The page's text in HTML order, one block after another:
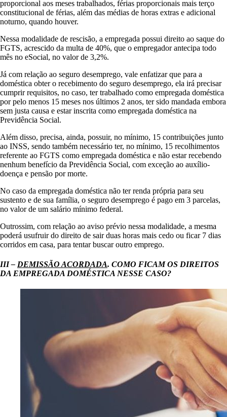
proporcional aos meses trabalhados, férias proporcionais mais terço
constitucional de férias, além das médias de horas extras e adicional
noturno, quando houver.
Nessa modalidade de rescisão, a empregada possui direito ao saque do
FGTS, acrescido da multa de 40%, que o empregador antecipa todo
mês no eSocial, no valor de 3,2%.
Já com relação ao seguro desemprego, vale enfatizar que para a
doméstica obter o recebimento do seguro desemprego, ela irá precisar
cumprir requisitos, no caso, ter trabalhado como empregada doméstica
por pelo menos 15 meses nos últimos 2 anos, ter sido mandada embora
sem justa causa e estar inscrita como empregada doméstica na
Previdência Social.
Além disso, precisa, ainda, possuir, no mínimo, 15 contribuições junto
ao INSS, sendo também necessário ter, no mínimo, 15 recolhimentos
referente ao FGTS como empregada doméstica e não estar recebendo
nenhum benefício da Previdência Social, com exceção ao auxílio-
doença e pensão por morte.
No caso da empregada doméstica não ter renda própria para seu
sustento e de sua família, o seguro desemprego é pago em 3 parcelas,
no valor de um salário mínimo federal.
Outrossim, com relação ao aviso prévio nessa modalidade, a mesma
poderá usufruir do direito de sair duas horas mais cedo ou ficar 7 dias
corridos em casa, para tentar buscar outro emprego.
III – DEMISSÃO ACORDADA. COMO FICAM OS DIREITOS
DA EMPREGADA DOMÉSTICA NESSE CASO?